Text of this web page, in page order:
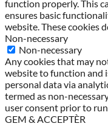
function properly. This
ensures basic
website. These cookies
Non-necessary
Non-necessary
Any cookies that may
website to function and
personal data via
termed as non-
user consent prior to
GEM & ACCEPTÈR